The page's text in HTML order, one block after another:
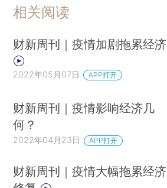
相关阅读
财新周刊｜疫情加剧拖累经济
2022年05月07日 APP打开
财新周刊｜疫情影响经济几
何？
2022年04月23日 APP打开
财新周刊｜疫情大幅拖累经济